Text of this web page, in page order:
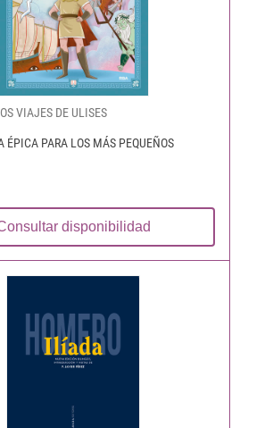
VIAJES DE ULISES
ÉPICA PARA LOS MÁS PEQUEÑOS
disponibilidad